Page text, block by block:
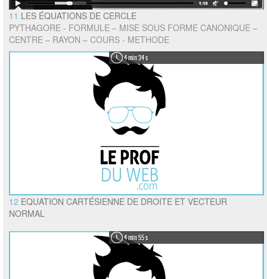
11 LES ÉQUATIONS DE CERCLE
PYTHAGORE - FORMULE – MISE SOUS FORME CANONIQUE –
CENTRE – RAYON – COURS - METHODE
4 min 34 s
12 EQUATION CARTÉSIENNE DE DROITE ET VECTEUR
NORMAL
4 min 55 s